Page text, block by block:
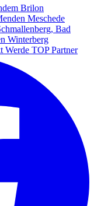
Brilon
Meschede
Bad
Winterberg
Werde TOP Partner